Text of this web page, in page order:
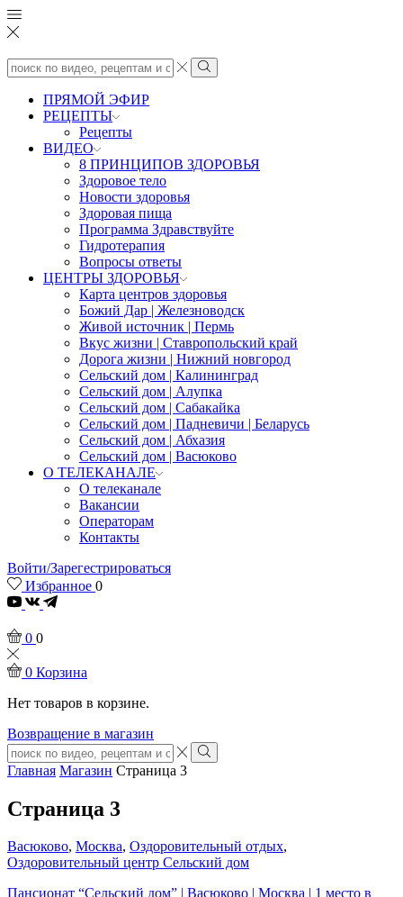
Search
input
Search
ПРЯМОЙ ЭФИР
РЕЦЕПТЫ
Рецепты
ВИДЕО
8 ПРИНЦИПОВ ЗДОРОВЬЯ
Здоровое тело
Новости здоровья
Здоровая пища
Программа Здравствуйте
Гидротерапия
Вопросы ответы
ЦЕНТРЫ ЗДОРОВЬЯ
Карта центров здоровья
Божий Дар | Железноводск
Живой источник | Пермь
Вкус жизни | Ставропольский край
Дорога жизни | Нижний новгород
Сельский дом | Калининград
Сельский дом | Алупка
Сельский дом | Сабакайка
Сельский дом | Падневичи | Беларусь
Сельский дом | Абхазия
Сельский дом | Васюково
О ТЕЛЕКАНАЛЕ
О телеканале
Вакансии
Операторам
Контакты
Войти/Зарегестрироваться
Избранное 0
Youtube
0 0
0 Корзина
Нет товаров в корзине.
Возвращение в магазин
Search
input
Search
Главная Магазин Страница 3
Страница 3
Васюково, Москва, Оздоровительный отдых,
Оздоровительный центр Сельский дом
Пансионат “Сельский дом” | Васюково | Москва | 1 место в